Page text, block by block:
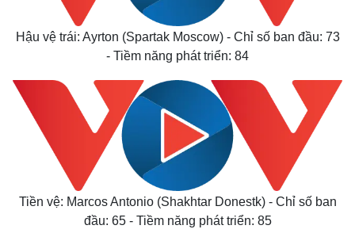
Hậu vệ trái: Ayrton (Spartak Moscow) - Chỉ số ban đầu: 73
- Tiềm năng phát triển: 84
Tiền vệ: Marcos Antonio (Shakhtar Donestk) - Chỉ số ban
đầu: 65 - Tiềm năng phát triển: 85